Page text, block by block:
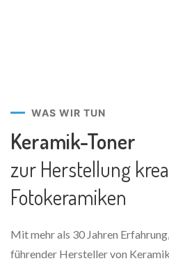
WAS WIR TUN
Keramik-Toner
zur Herstellung
Fotokeramiken
Mit mehr als 30 Jahren Erfahrung,
führender Hersteller von